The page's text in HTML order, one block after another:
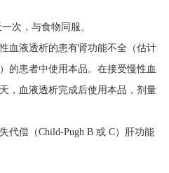
次，与食物同服。
血液透析的患有肾功能不全（估计
的患者中使用本品。在接受慢性血
，血液透析完成后使用本品，剂量
代偿（Child-Pugh B 或 C）肝功能